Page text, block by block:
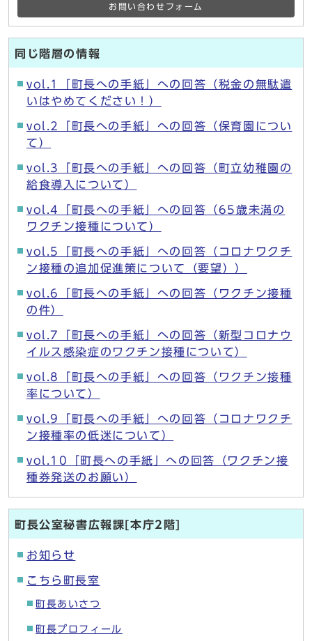
お問い合わせフォーム
同じ階層の情報
vol.1「町長への手紙」への回答（税金の無駄遣
いはやめてください！）
vol.2「町長への手紙」への回答（保育園につい
て）
vol.3「町長への手紙」への回答（町立幼稚園の
給食導入について）
vol.4「町長への手紙」への回答（65歳未満の
ワクチン接種について）
vol.5「町長への手紙」への回答（コロナワクチ
ン接種の追加促進策について（要望））
vol.6「町長への手紙」への回答（ワクチン接種
の件）
vol.7「町長への手紙」への回答（新型コロナウ
イルス感染症のワクチン接種について）
vol.8「町長への手紙」への回答（ワクチン接種
率について）
vol.9「町長への手紙」への回答（コロナワクチ
ン接種率の低迷について）
vol.10「町長への手紙」への回答（ワクチン接
種券発送のお願い）
町長公室秘書広報課[本庁2階]
お知らせ
こちら町長室
町長あいさつ
町長プロフィール